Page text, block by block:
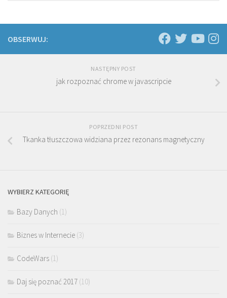
OBSERWUJ:
NASTĘPNY POST
jak rozpoznać chrome w javascripcie
POPRZEDNI POST
Tkanka tłuszczowa widziana przez rezonans magnetyczny
WYBIERZ KATEGORIĘ
Bazy Danych (1)
Biznes w Internecie (3)
CodeWars (1)
Daj się poznać 2017 (10)